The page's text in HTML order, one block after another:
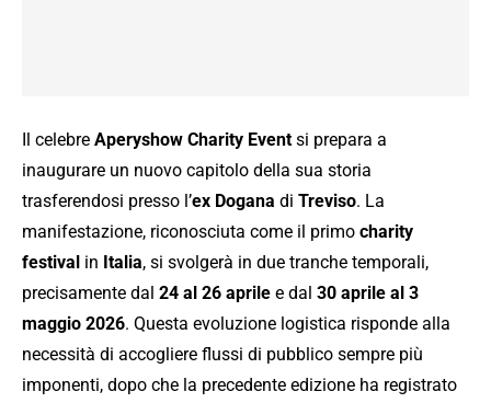
Il celebre Aperyshow Charity Event si prepara a
inaugurare un nuovo capitolo della sua storia
trasferendosi presso l’ex Dogana di Treviso. La
manifestazione, riconosciuta come il primo charity
festival in Italia, si svolgerà in due tranche temporali,
precisamente dal 24 al 26 aprile e dal 30 aprile al 3
maggio 2026. Questa evoluzione logistica risponde alla
necessità di accogliere flussi di pubblico sempre più
imponenti, dopo che la precedente edizione ha registrato